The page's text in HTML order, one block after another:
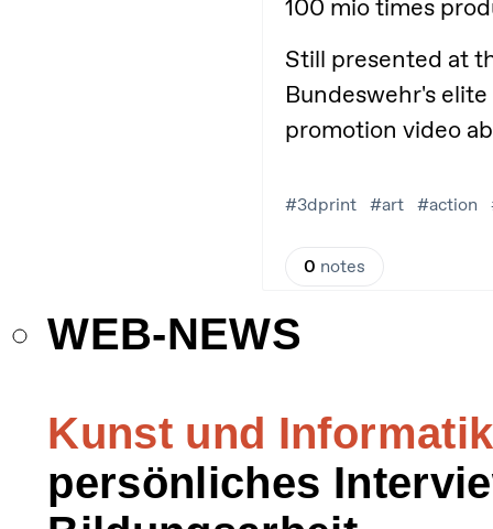
WEB-NEWS
Kunst und
persönliches